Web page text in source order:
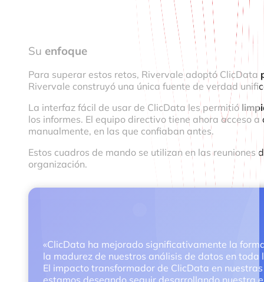
Su enfoque
Para superar estos retos, Rivervale adoptó ClicData
Rivervale construyó una única fuente de verdad
La interfaz fácil de usar de ClicData les permitió
los informes. El equipo directivo tiene ahora acceso
manualmente, en las que confiaban antes.
Estos cuadros de mando se utilizan en las
organización.
«ClicData ha mejorado significativamente la
la madurez de nuestros análisis de datos en
El impacto transformador de ClicData en